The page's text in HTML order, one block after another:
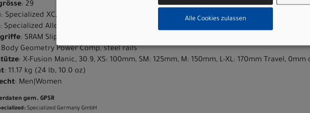
: 29
: Specialized XC, 3D-forged alloy, 4-bolt, 6-degree rise
: Specialized Alloy Minirise, 10mm rise, 750mm, 31.8mm clamp
: SRAM Slip on with Twist-Loc
Body Geometry Power Comp, steel rails
: X-Fusion Manic, 30.9, XS: 100mm, SM: 125mm, M: 150mm, L-XL: 170mm Travel, 0mm
: 11.17 kg (24 lb, 10.0 oz)
: Men|Women
gem. GPSR
Specialized Germany GmbH
Alle Cookies zulassen